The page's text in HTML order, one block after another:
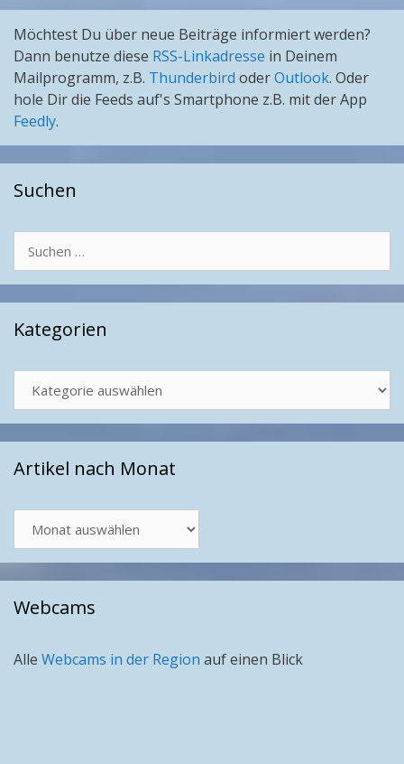
Möchtest Du über neue Beiträge informiert werden?
Dann benutze diese RSS-Linkadresse in Deinem
Mailprogramm, z.B. Thunderbird oderOutlook. Oder
hole Dir die Feeds auf's Smartphone z.B. mit der App
Feedly.
Suchen
nach:
Kategorien
Artikel nach Monat
nach
Monat
Webcams
Alle Webcams in der Region auf einen Blick